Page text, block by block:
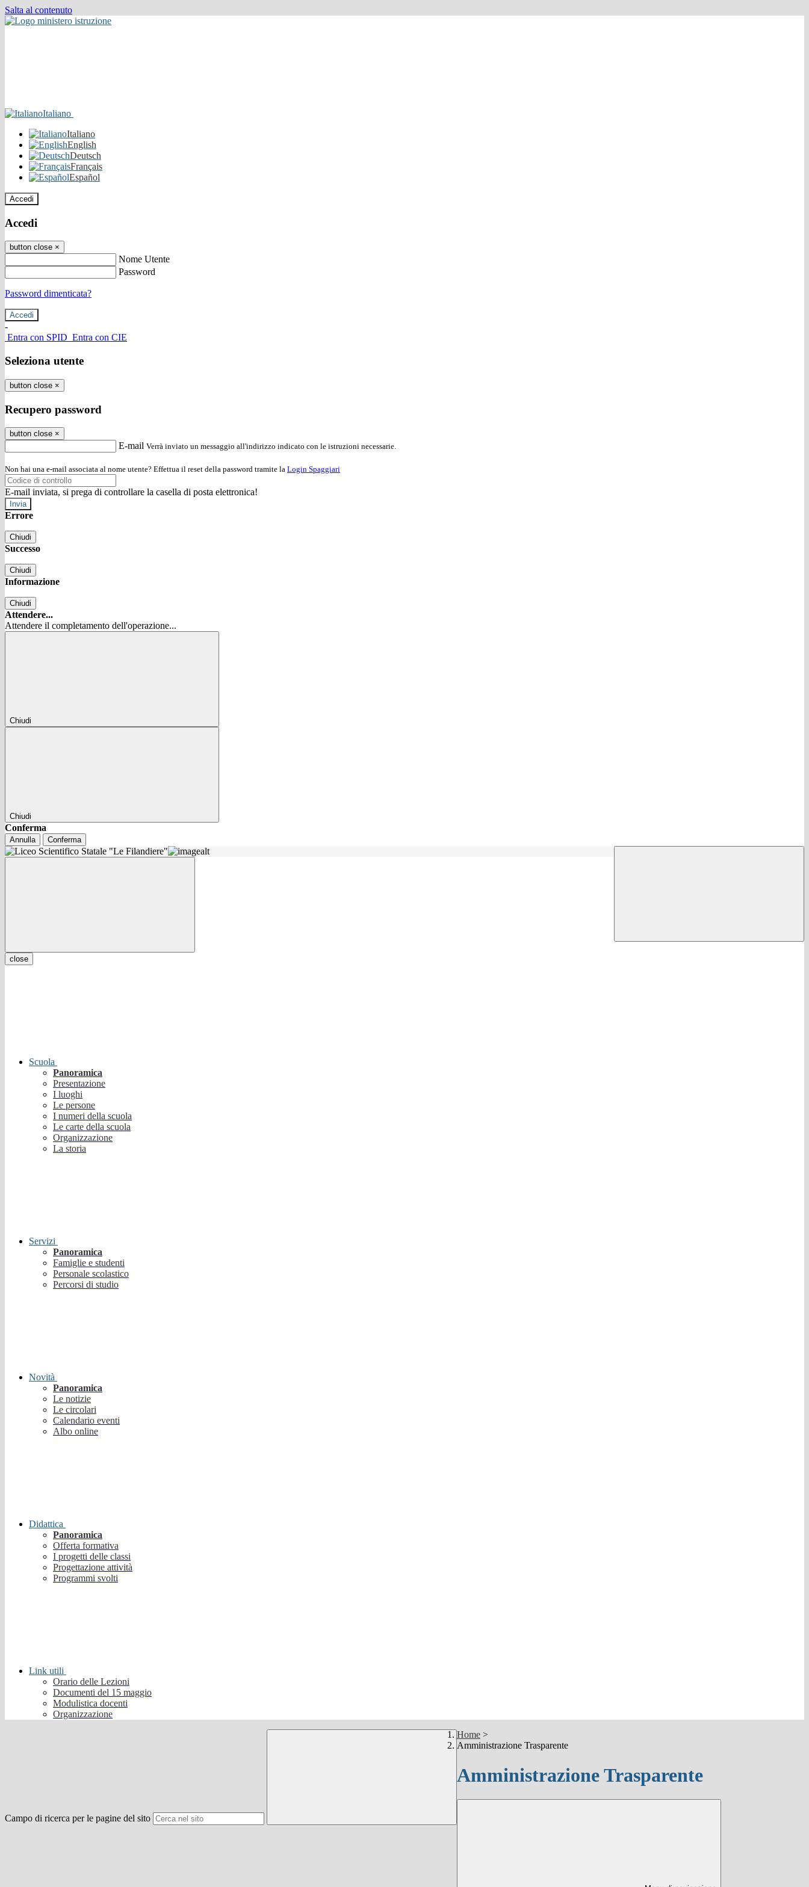
Salta al contenuto
Italiano
Italiano
English
Deutsch
Français
Español
Accedi
Accedi
button close ×
Nome Utente
Password
Password dimenticata?
-
Entra con SPID Entra con CIE
Seleziona utente
button close ×
Recupero password
button close ×
E-mail Verrà inviato un messaggio all'indirizzo indicato con le istruzioni necessarie.
Non hai una e-mail associata al nome utente? Effettua il reset della password tramite la Login Spaggiari
E-mail inviata, si prega di controllare la casella di posta elettronica!
Errore
Chiudi
Successo
Chiudi
Informazione
Chiudi
Attendere...
Attendere il completamento dell'operazione...
Chiudi
Chiudi
Conferma
Annulla Conferma
close
Scuola
Panoramica
Presentazione
I luoghi
Le persone
I numeri della scuola
Le carte della scuola
Organizzazione
La storia
Servizi
Panoramica
Famiglie e studenti
Personale scolastico
Percorsi di studio
Novità
Panoramica
Le notizie
Le circolari
Calendario eventi
Albo online
Didattica
Panoramica
Offerta formativa
I progetti delle classi
Progettazione attività
Programmi svolti
Link utili
Orario delle Lezioni
Documenti del 15 maggio
Modulistica docenti
Organizzazione
Campo di ricerca per le pagine del sito
Home >
Amministrazione Trasparente
Amministrazione Trasparente